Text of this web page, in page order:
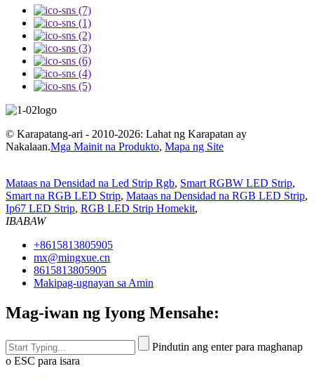
© Karapatang-ari - 2010-2026: Lahat ng Karapatan ay
Nakalaan.Mga Mainit na Produkto, Mapa ng Site
Mataas na Densidad na Led Strip Rgb, Smart RGBW LED Strip,
Smart na RGB LED Strip, Mataas na Densidad na RGB LED Strip,
Ip67 LED Strip, RGB LED Strip Homekit,
IBABAW
+8615813805905
mx@mingxue.cn
8615813805905
Makipag-ugnayan sa Amin
Mag-iwan ng Iyong Mensahe:
Pindutin ang enter para maghanap
o ESC para isara